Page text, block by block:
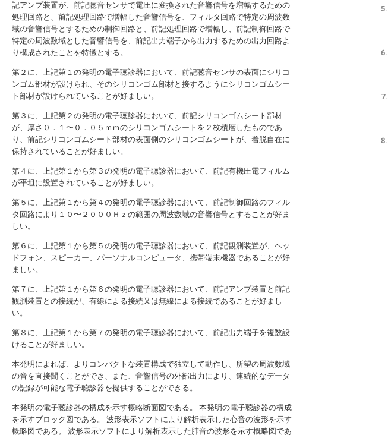
記アンプ装置が、前記聴音センサで電圧に変換された音響信号を増幅するための
処理回路と、前記処理回路で増幅した音響信号を、フィルタ回路で特定の周波数
域の音響信号とするための制御回路と、前記処理回路で増幅し、前記制御回路で
特定の周波数域とした音響信号を、前記出力端子から出力するための出力回路よ
り構成されたことを特徴とする。
第２に、上記第１の発明の電子聴診器において、前記聴音センサの表面にシリコ
ンゴム部材が設けられ、そのシリコンゴム部材と接するようにシリコンゴムシー
ト部材が設けられていることが好ましい。
第３に、上記第２の発明の電子聴診器において、前記シリコンゴムシート部材
が、厚さ０．１〜０．０５ｍｍのシリコンゴムシートを２枚積層したものであ
り、前記シリコンゴムシート部材の表面側のシリコンゴムシートが、着脱自在に
保持されていることが好ましい。
第４に、上記第１から第３の発明の電子聴診器において、前記有機圧電フィルム
が平坦に設置されていることが好ましい。
第５に、上記第１から第４の発明の電子聴診器において、前記制御回路のフィル
タ回路により１０〜２０００Ｈｚの範囲の周波数域の音響信号とすることが好ま
しい。
第６に、上記第１から第５の発明の電子聴診器において、前記観測装置が、ヘッ
ドフォン、スピーカー、パーソナルコンピュータ、携帯端末機器であることが好
ましい。
第７に、上記第１から第６の発明の電子聴診器において、前記アンプ装置と前記
観測装置との接続が、有線による接続又は無線による接続であることが好まし
い。
第８に、上記第１から第７の発明の電子聴診器において、前記出力端子を複数設
けることが好ましい。
本発明によれば、よりコンパクトな装置構成で独立して動作し、所望の周波数域
の音を直接聞くことができ、また、音響信号の外部出力により、連続的なデータ
の記録が可能な電子聴診器を提供することができる。
本発明の電子聴診器の構成を示す概略断面図である。
本発明の電子聴診器の構成
を示すブロック図である。
波形表示ソフトにより解析表示した心音の波形を示す
概略図である。
波形表示ソフトにより解析表示した肺音の波形を示す概略図であ